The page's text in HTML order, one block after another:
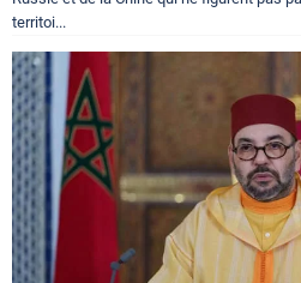
territoi...